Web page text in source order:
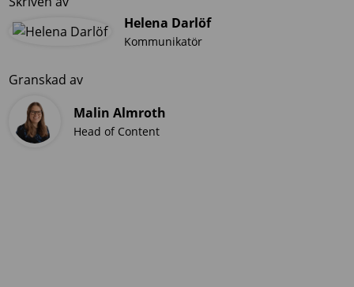
Helena Darlöf
Kommunikatör
Granskad av
Malin Almroth
Head of Content